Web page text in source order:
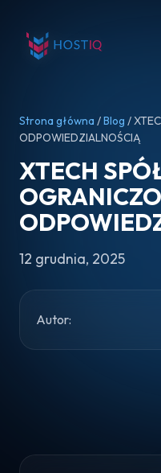
Strona główna /Blog /
ODPOWIEDZIALNOŚCIĄ
XTECH
12 grudnia, 2025
Autor: